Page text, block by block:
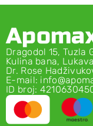
Dragodol 15, Tuzla
Kulina bana,
Dr. Rose
E-mail:
ID broj: